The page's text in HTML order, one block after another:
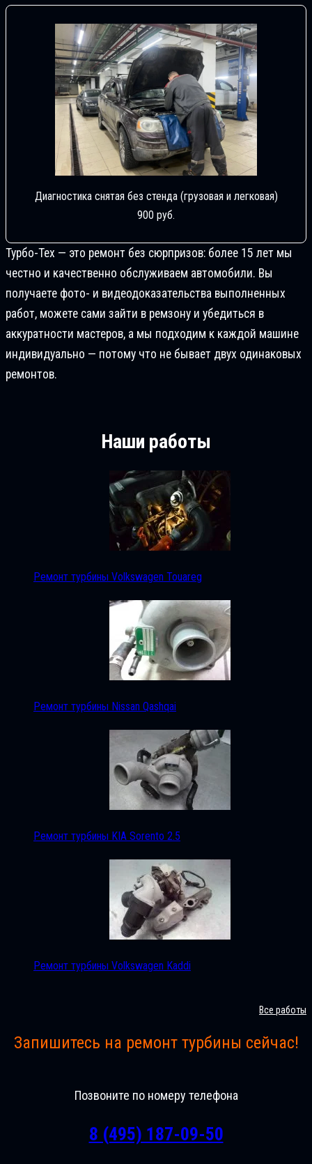
Диагностика снятая без стенда (грузовая и легковая)
900 руб.
Турбо-Тех — это ремонт без сюрпризов: более 15 лет мы
честно и качественно обслуживаем автомобили. Вы
получаете фото- и видеодоказательства выполненных
работ, можете сами зайти в ремзону и убедиться в
аккуратности мастеров, а мы подходим к каждой машине
индивидуально — потому что не бывает двух одинаковых
ремонтов.
Наши работы
Ремонт турбины Volkswagen Touareg
Ремонт турбины Nissan Qashqai
Ремонт турбины KIA Sorento 2.5
Ремонт турбины Volkswagen Kaddi
Все работы
Запишитесь на ремонт турбины сейчас!
Позвоните по номеру телефона
8 (495) 187-09-50